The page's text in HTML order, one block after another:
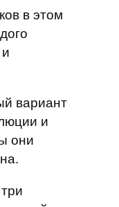
в этом
вариант
и
они